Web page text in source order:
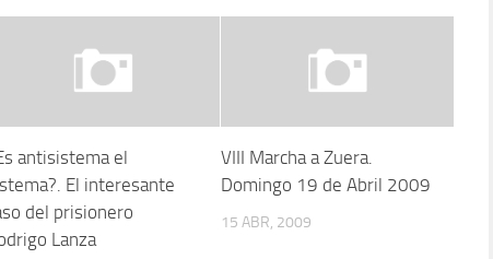
antisistema el
El interesante
del prisionero
Lanza
VIII Marcha a Zuera.
Domingo 19 de Abril 2009
15 ABR, 2009